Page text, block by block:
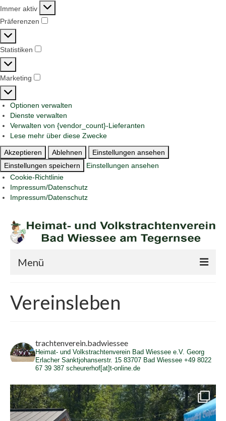
Funktional
Immer aktiv
Präferenzen
Präferenzen
Statistiken
Statistiken
Marketing
Marketing
Optionen verwalten
Dienste verwalten
Verwalten von {vendor_count}-Lieferanten
Lese mehr über diese Zwecke
Akzeptieren Ablehnen
Einstellungen ansehen
Einstellungen speichern
Einstellungen ansehen
Cookie-Richtlinie
Impressum/Datenschutz
Impressum/Datenschutz
Menü
Vereinsleben
Termine
Kontakt
Impressum/Datenschutz
Cookie-Richtlinie (EU)
Vereinsleben
trachtenverein.badwiessee
Heimat- und Volkstrachtenverein Bad Wiessee e.V. Georg
ErlacherSanktjohanserstr. 15 83707 Bad Wiessee +49 8022
67 39 387 scheurerhof[at]t-online.de